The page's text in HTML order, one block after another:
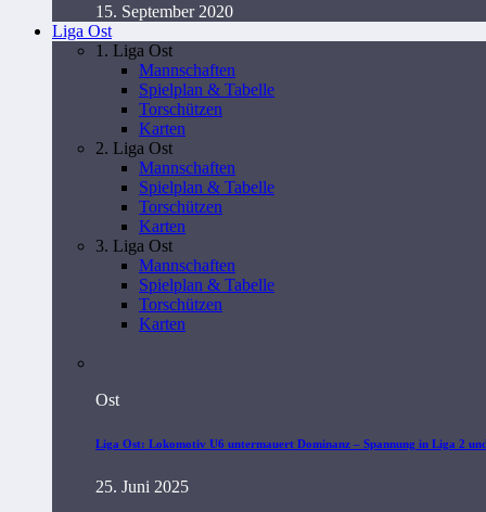
15. September 2020
Liga Ost
1. Liga Ost
Mannschaften
Spielplan & Tabelle
Torschützen
Karten
2. Liga Ost
Mannschaften
Spielplan & Tabelle
Torschützen
Karten
3. Liga Ost
Mannschaften
Spielplan & Tabelle
Torschützen
Karten
Ost
Liga Ost: Lokomotiv U6 untermauert Dominanz – Spannung in Liga 2
25. Juni 2025